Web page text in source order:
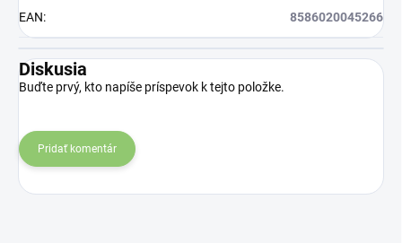
EAN: 8586020045266
Diskusia
Buďte prvý, kto napíše príspevok k tejto položke.
Pridať komentár